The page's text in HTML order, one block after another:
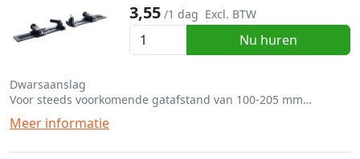
3,55 /1 dag Excl. BTW
Nu huren
Dwarsaanslag
Voor steeds voorkomende gatafstand van 100-205 mm
Geschikt voor de DF500 en DF700
Meer informatie